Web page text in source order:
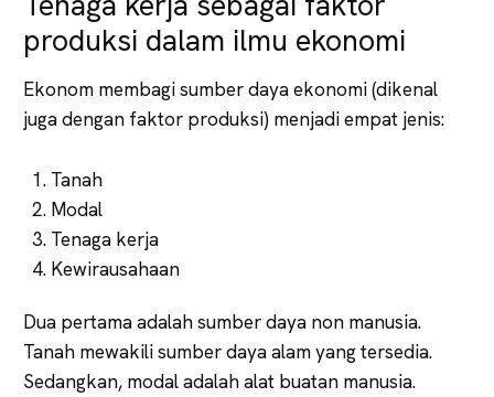
produksi dalam ilmu ekonomi
Ekonom membagi sumber daya ekonomi (dikenal
juga dengan faktor produksi) menjadi empat jenis:
Tanah
Modal
Tenaga kerja
Kewirausahaan
Dua pertama adalah sumber daya non manusia.
Tanah mewakili sumber daya alam yang tersedia.
Sedangkan, modal adalah alat buatan manusia.